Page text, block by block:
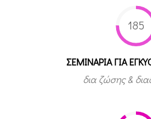
185
ΣΕΜΙΝΑΡΙΑ ΓΙΑ
δια ζώσης &